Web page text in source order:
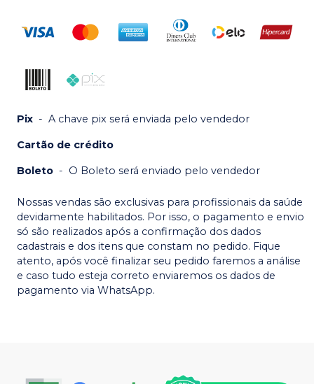
Pix - A chave pix será enviada pelo vendedor
Cartão de crédito
Boleto - O Boleto será enviado pelo vendedor
Nossas vendas são exclusivas para profissionais da saúde
devidamente habilitados. Por isso, o pagamento e envio
só são realizados após a confirmação dos dados
cadastrais e dos itens que constam no pedido. Fique
atento, após você finalizar seu pedido faremos a análise
e caso tudo esteja correto enviaremos os dados de
pagamento via WhatsApp.